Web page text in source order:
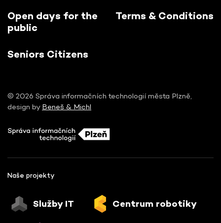
Open days for the
public
Seniors Citizens
Terms & Conditions
© 2026 Správa informačních technologií města Plzně,
design by Beneš & Michl
Naše projekty
Služby IT Centrum robotiky